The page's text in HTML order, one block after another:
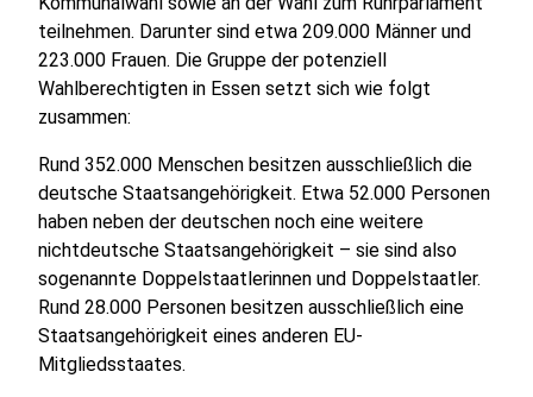
teilnehmen. Darunter sind etwa 209.000 Männer und
223.000 Frauen. Die Gruppe der potenziell
Wahlberechtigten in Essen setzt sich wie folgt
zusammen:
Rund 352.000 Menschen besitzen ausschließlich die
deutsche Staatsangehörigkeit. Etwa 52.000 Personen
haben neben der deutschen noch eine weitere
nichtdeutsche Staatsangehörigkeit – sie sind also
sogenannte Doppelstaatlerinnen und Doppelstaatler.
Rund 28.000 Personen besitzen ausschließlich eine
Staatsangehörigkeit eines anderen EU-
Mitgliedsstaates.